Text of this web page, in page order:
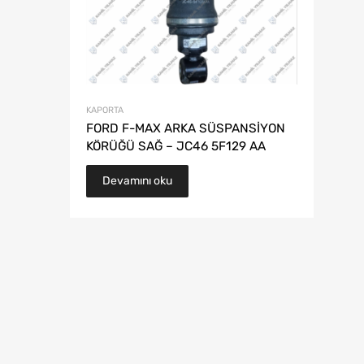
KAPORTA
FORD F-MAX ARKA SÜSPANSİYON
KÖRÜĞÜ SAĞ – JC46 5F129 AA
Devamını oku